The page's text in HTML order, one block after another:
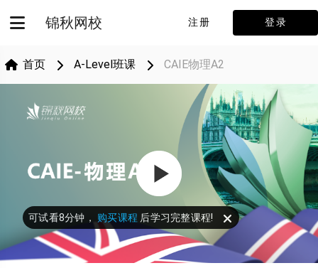
锦秋网校 注册 登录
首页 A-Level班课 CAIE物理A2
可试看8分钟， 购买课程 后学习完整课程!